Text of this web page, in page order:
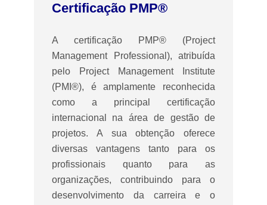
Certificação PMP®
A certificação PMP® (Project
Management Professional), atribuída
pelo Project Management Institute
(PMI®), é amplamente reconhecida
como a principal certificação
internacional na área de gestão de
projetos. A sua obtenção oferece
diversas vantagens tanto para os
profissionais quanto para as
organizações, contribuindo para o
desenvolvimento da carreira e o